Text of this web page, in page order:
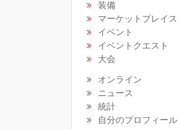
装備
マーケットプレイス
イベント
イベントクエスト
大会
オンライン
ニュース
統計
自分のプロフィール